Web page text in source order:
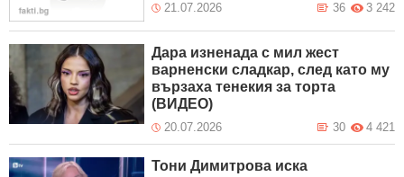
21.07.2026 3 242
36
Дара изненада с мил жест
варненски сладкар, след като му
вързаха тенекия за торта
(ВИДЕО)
20.07.2026 4 421
30
Тони Димитрова иска